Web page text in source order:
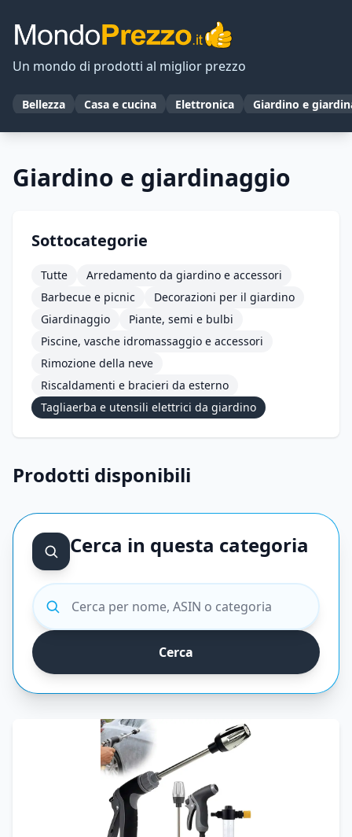
Un mondo di prodotti al miglior prezzo
Bellezza Casa e cucina Elettronica Giardino e
Giardino e giardinaggio
Sottocategorie
Tutte
Arredamento da giardino e accessori
Barbecue e picnic
Decorazioni per il giardino
Giardinaggio
Piante, semi e bulbi
Piscine, vasche idromassaggio e accessori
Rimozione della neve
Riscaldamenti e bracieri da esterno
Tagliaerba e utensili elettrici da giardino
Prodotti disponibili
Cerca in questa categoria
Cerca prodotti
Cerca